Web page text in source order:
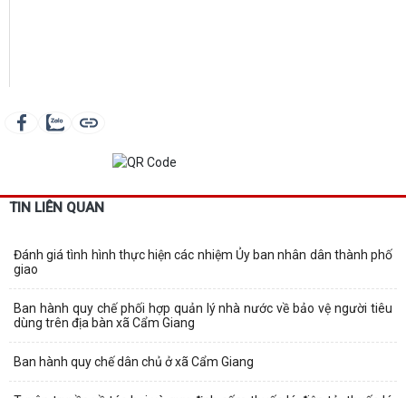
TIN LIÊN QUAN
Đánh giá tình hình thực hiện các nhiệm Ủy ban nhân dân thành phố
giao
Ban hành quy chế phối hợp quản lý nhà nước về bảo vệ người tiêu
dùng trên địa bàn xã Cẩm Giang
Ban hành quy chế dân chủ ở xã Cẩm Giang